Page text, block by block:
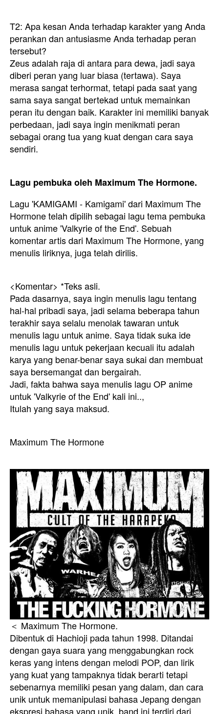
T2: Apa kesan Anda terhadap karakter yang Anda
perankan dan antusiasme Anda terhadap peran
tersebut?
Zeus adalah raja di antara para dewa, jadi saya
diberi peran yang luar biasa (tertawa). Saya
merasa sangat terhormat, tetapi pada saat yang
sama saya sangat bertekad untuk memainkan
peran itu dengan baik. Karakter ini memiliki banyak
perbedaan, jadi saya ingin menikmati peran
sebagai orang tua yang kuat dengan cara saya
sendiri.
Lagu pembuka oleh Maximum The Hormone.
Lagu 'KAMIGAMI - Kamigami' dari Maximum The
Hormone telah dipilih sebagai lagu tema pembuka
untuk anime 'Valkyrie of the End'. Sebuah
komentar artis dari Maximum The Hormone, yang
menulis liriknya, juga telah dirilis.
<Komentar> *Teks asli.
Pada dasarnya, saya ingin menulis lagu tentang
hal-hal pribadi saya, jadi selama beberapa tahun
terakhir saya selalu menolak tawaran untuk
menulis lagu untuk anime. Saya tidak suka ide
menulis lagu untuk pekerjaan kecuali itu adalah
karya yang benar-benar saya sukai dan membuat
saya bersemangat dan bergairah.
Jadi, fakta bahwa saya menulis lagu OP anime
untuk 'Valkyrie of the End' kali ini..,
Itulah yang saya maksud.
Maximum The Hormone
＜ Maximum The Hormone.
Dibentuk di Hachioji pada tahun 1998. Ditandai
dengan gaya suara yang menggabungkan rock
keras yang intens dengan melodi POP, dan lirik
yang kuat yang tampaknya tidak berarti tetapi
sebenarnya memiliki pesan yang dalam, dan cara
unik untuk memanipulasi bahasa Jepang dengan
ekspresi bahasa yang unik, band ini terdiri dari